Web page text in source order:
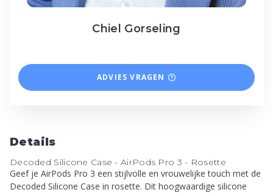
Chiel Gorseling
ADVIES VRAGEN
Details
Decoded Silicone Case - AirPods Pro 3 - Rosette
Geef je AirPods Pro 3 een stijlvolle en vrouwelijke touch met de
Decoded Silicone Case in rosette. Dit hoogwaardige silicone